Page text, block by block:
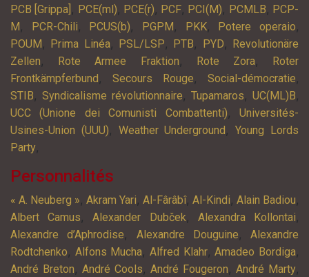
PCB [Grippa] , PCE(ml), PCE(r), PCF, PCI(M), PCMLB, PCP-
M , PCR-Chili, PCUS(b), PGPM , PKK, Potere operaio,
POUM , Prima Linéa, PSL/LSP, PTB, PYD,
Revolutionäre
Zellen, Rote Armee Fraktion, Rote Zora,
Roter
Frontkämpferbund , Secours Rouge, Social-démocratie,
STIB, Syndicalisme révolutionnaire, Tupamaros, UC(ML)B,
UCC (Unione dei Comunisti Combattenti),Universités-
Usines-Union (UUU), Weather Underground ,Young Lords
Party,
Personnalités
« A. Neuberg », Akram Yari, Al-Fârâbî, Al-Kindi, Alain Badiou,
Albert Camus,Alexander Dubček, Alexandra Kollontai,
Alexandre d’Aphrodise, Alexandre Douguine, Alexandre
Rodtchenko, Alfons Mucha,Alfred Klahr,Amadeo Bordiga,
André Breton, André Cools, André Fougeron, André Marty,